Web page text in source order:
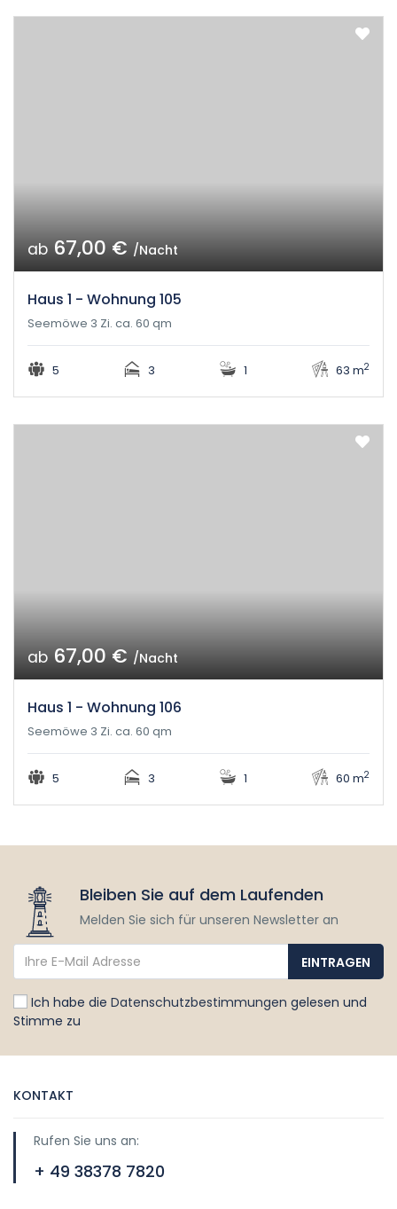
ab67,00 €/Nacht
Haus 1 - Wohnung 105
Seemöwe 3 Zi. ca. 60 qm
5 3 1 63 m2
ab67,00 €/Nacht
Haus 1 - Wohnung 106
Seemöwe 3 Zi. ca. 60 qm
5 3 1 60 m2
Bleiben Sie auf dem Laufenden
Melden Sie sich für unseren Newsletter an
Ich habe die Datenschutzbestimmungen gelesen und
Stimme zu
KONTAKT
Rufen Sie uns an:
+ 49 38378 7820